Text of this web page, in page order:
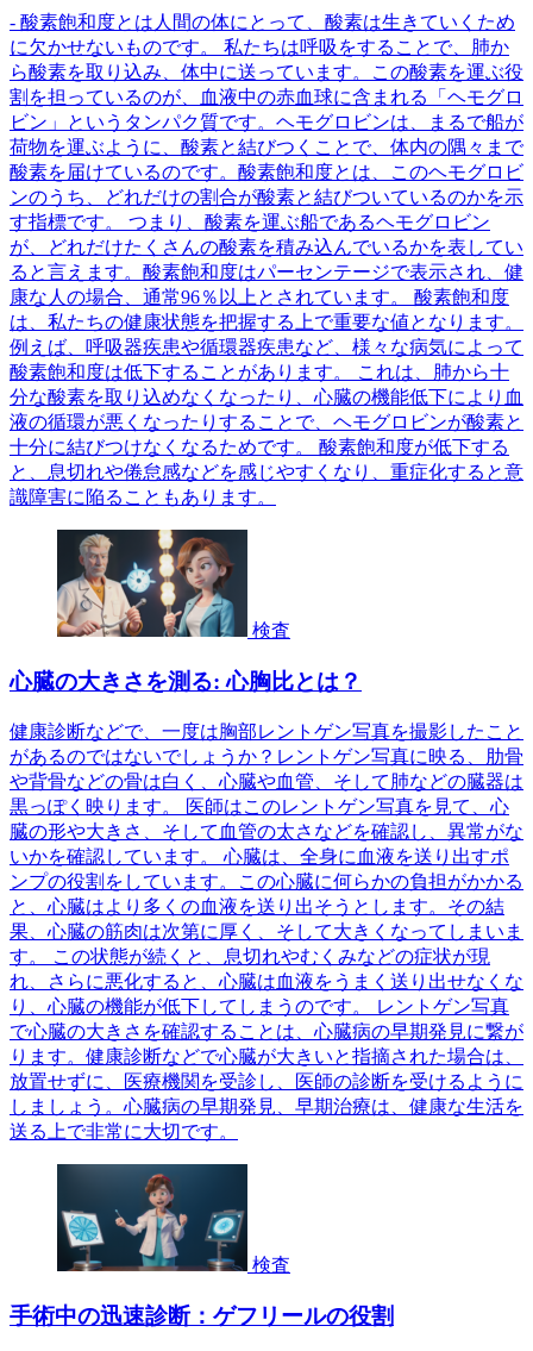
- 酸素飽和度とは人間の体にとって、酸素は生きていくため
に欠かせないものです。 私たちは呼吸をすることで、肺か
ら酸素を取り込み、体中に送っています。この酸素を運ぶ役
割を担っているのが、血液中の赤血球に含まれる「ヘモグロ
ビン」というタンパク質です。ヘモグロビンは、まるで船が
荷物を運ぶように、酸素と結びつくことで、体内の隅々まで
酸素を届けているのです。酸素飽和度とは、このヘモグロビ
ンのうち、どれだけの割合が酸素と結びついているのかを示
す指標です。 つまり、酸素を運ぶ船であるヘモグロビン
が、どれだけたくさんの酸素を積み込んでいるかを表してい
ると言えます。酸素飽和度はパーセンテージで表示され、健
康な人の場合、通常96％以上とされています。 酸素飽和度
は、私たちの健康状態を把握する上で重要な値となります。
例えば、呼吸器疾患や循環器疾患など、様々な病気によって
酸素飽和度は低下することがあります。 これは、肺から十
分な酸素を取り込めなくなったり、心臓の機能低下により血
液の循環が悪くなったりすることで、ヘモグロビンが酸素と
十分に結びつけなくなるためです。 酸素飽和度が低下する
と、息切れや倦怠感などを感じやすくなり、重症化すると意
識障害に陥ることもあります。
検査
心臓の大きさを測る: 心胸比とは？
健康診断などで、一度は胸部レントゲン写真を撮影したこと
があるのではないでしょうか？レントゲン写真に映る、肋骨
や背骨などの骨は白く、心臓や血管、そして肺などの臓器は
黒っぽく映ります。 医師はこのレントゲン写真を見て、心
臓の形や大きさ、そして血管の太さなどを確認し、異常がな
いかを確認しています。 心臓は、全身に血液を送り出すポ
ンプの役割をしています。この心臓に何らかの負担がかかる
と、心臓はより多くの血液を送り出そうとします。その結
果、心臓の筋肉は次第に厚く、そして大きくなってしまいま
す。 この状態が続くと、息切れやむくみなどの症状が現
れ、さらに悪化すると、心臓は血液をうまく送り出せなくな
り、心臓の機能が低下してしまうのです。 レントゲン写真
で心臓の大きさを確認することは、心臓病の早期発見に繋が
ります。健康診断などで心臓が大きいと指摘された場合は、
放置せずに、医療機関を受診し、医師の診断を受けるように
しましょう。心臓病の早期発見、早期治療は、健康な生活を
送る上で非常に大切です。
検査
手術中の迅速診断：ゲフリールの役割